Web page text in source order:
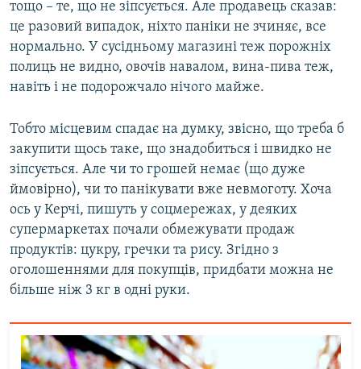
тощо – те, що не зіпсується. Але продавець сказав:
це разовий випадок, ніхто паніки не зчиняє, все
нормально. У сусідньому магазині теж порожніх
полиць не видно, овочів навалом, вина-пива теж,
навіть і не подорожчало нічого майже.
Тобто місцевим спадає на думку, звісно, що треба б
закупити щось таке, що знадобиться і швидко не
зіпсується. Але чи то грошей немає (що дуже
ймовірно), чи то панікувати вже невмоготу. Хоча
ось у Керчі, пишуть у соцмережах, у деяких
супермаркетах почали обмежувати продаж
продуктів: цукру, гречки та рису. Згідно з
оголошеннями для покупців, придбати можна не
більше ніж 3 кг в одні руки.